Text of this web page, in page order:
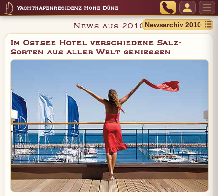
Yachthafenresidenz Hohe Düne
News aus 2010
Im Ostsee Hotel verschiedene Salz-
Sorten aus aller Welt genießen